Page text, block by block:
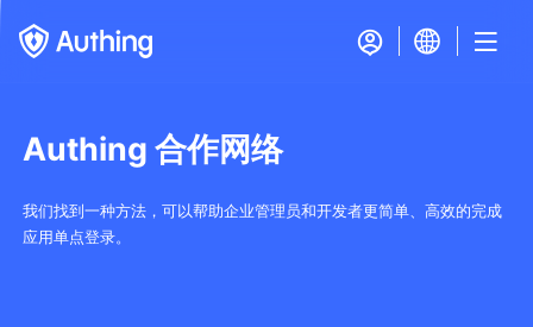
Authing 合作网络
我们找到一种方法，可以帮助企业管理员和开发者更简单、高效的完成
应用单点登录。